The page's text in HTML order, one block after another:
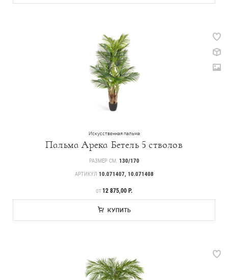
Искусственная пальма
Пальма Арека Бетель 5 стволов
РАЗМЕР СМ. 130/170
АРТИКУЛ 10.071407, 10.071408
ЦЕНА
ОТ 12 875,00 Р.
КУПИТЬ